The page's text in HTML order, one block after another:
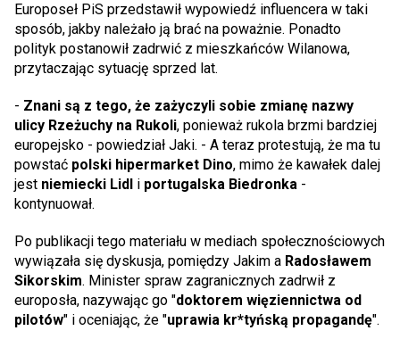
Europoseł PiS przedstawił wypowiedź influencera w taki
sposób, jakby należało ją brać na poważnie. Ponadto
polityk postanowił zadrwić z mieszkańców Wilanowa,
przytaczając sytuację sprzed lat.
- Znani są z tego, że zażyczyli sobie zmianę nazwy
ulicy Rzeżuchy na Rukoli, ponieważ rukola brzmi bardziej
europejsko - powiedział Jaki. - A teraz protestują, że ma tu
powstać polski hipermarket Dino, mimo że kawałek dalej
jest niemiecki Lidl i portugalska Biedronka -
kontynuował.
Po publikacji tego materiału w mediach społecznościowych
wywiązała się dyskusja, pomiędzy Jakim a Radosławem
Sikorskim. Minister spraw zagranicznych zadrwił z
europosła, nazywając go "doktorem więziennictwa od
pilotów" i oceniając, że "uprawia kr*tyńską propagandę".